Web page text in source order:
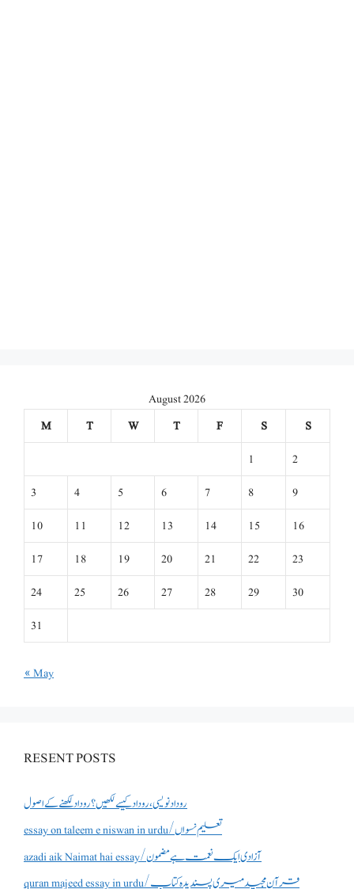
August 2026
M
T W T F S
S
1
2
3
4 5 6 7 8
9
10
11 12 13 14 15
16
17
18 19 20 21 22
23
24
25 26 27 28 29
30
31
« May
RESENT POSTS
روداد نویسی ،روداد کیسے لکھیں؟ روداد لکھنے کے اصول
essay on taleem e niswan in urdu/تعلیم نسواں
azadi aik Naimat hai essay/آزادی ایک نعمت ہے مضمون
quran majeed essay in urdu/قرآن مجید میری پسندیدہ کتاب